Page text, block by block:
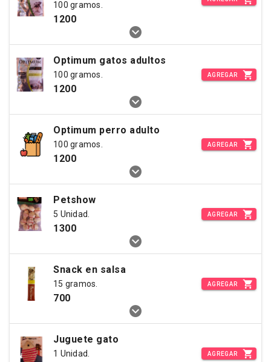
100 gramos.
1200
Optimum gatos adultos
100 gramos.
1200
AGREGAR
Optimum perro adulto
100 gramos.
1200
AGREGAR
Petshow
5 Unidad.
1300
AGREGAR
Snack en salsa
15 gramos.
700
AGREGAR
Juguete gato
1 Unidad. AGREGAR